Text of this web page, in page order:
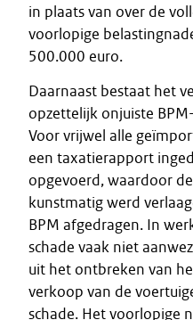
in plaats van over de
voorlopige
500.000 euro.
Daarnaast bestaat het
opzettelijk onjuiste
Voor vrijwel alle
een taxatierapport
opgevoerd, waardoor
kunstmatig werd
BPM afgedragen. In
schade vaak niet
uit het ontbreken van
verkoop van de
schade. Het voorlopige